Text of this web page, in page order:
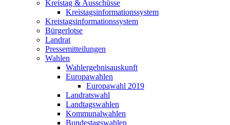
Kreistag & Ausschüsse
Kreistagsinformationssystem
Kreistagsinformationssystem
Bürgerlotse
Landrat
Pressemitteilungen
Wahlen
Wahlergebnisauskunft
Europawahlen
Europawahl 2019
Landratswahl
Landtagswahlen
Kommunalwahlen
Bundestagswahlen